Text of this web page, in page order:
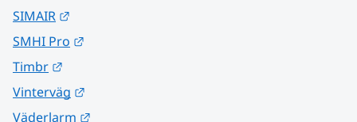
SIMAIR
SMHI Pro
Timbr
Vinterväg
Väderlarm